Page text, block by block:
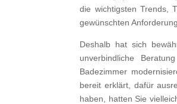
die wichtigsten Trends,
gewünschten
Deshalb hat sich
unverbindliche
Badezimmer
bereit erklärt, dafür
haben, hatten Sie